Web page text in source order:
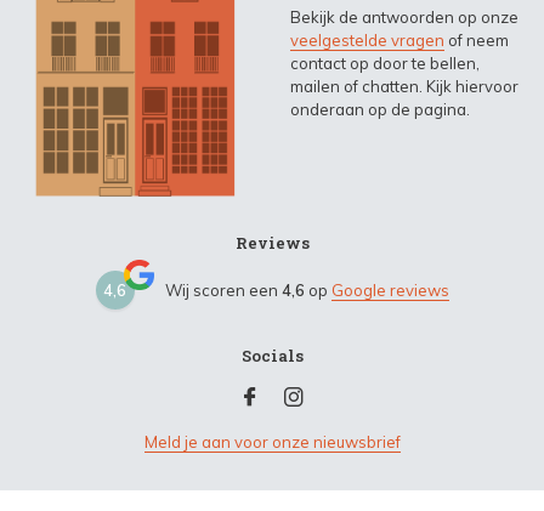
Bekijk de antwoorden op onze
veelgestelde vragen of neem
contact op door te bellen,
mailen of chatten. Kijk hiervoor
onderaan op de pagina.
Reviews
4,6 Wij scoren een 4,6 op Google reviews
Socials
Meld je aan voor onze nieuwsbrief